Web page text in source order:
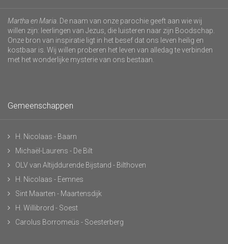
Martha en Maria . De naam van onze parochie geeft aan wie wij
willen zijn: leerlingen van Jezus, die luisteren naar zijn Boodschap.
Onze bron van inspiratie ligt in het besef dat ons leven heilig en
kostbaar is. Wij willen proberen het leven van alledag te verbinden
met het wonderlijke mysterie van ons bestaan.
Gemeenschappen
H. Nicolaas - Baarn
Michaël-Laurens - De Bilt
OLV van Altijddurende Bijstand - Bilthoven
H. Nicolaas - Eemnes
Sint Maarten - Maartensdijk
H. Willibrord - Soest
Carolus Borromeüs - Soesterberg